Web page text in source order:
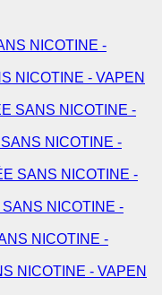
NICOTINE - VAPEN
NICOTINE -
NICOTINE -
NICOTINE - VAPEN